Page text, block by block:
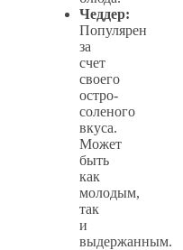
Чеддер:
Популярен
за
счет
своего
остро-
соленого
вкуса.
Может
быть
как
молодым,
так
и
выдержанным.